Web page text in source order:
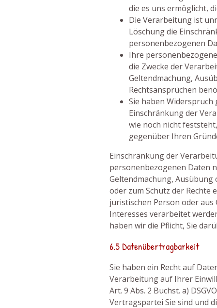
die es uns ermöglicht,
Die Verarbeitung ist
Löschung die
personenbezogenen
Ihre
die Zwecke der
Geltendmachung,
Rechtsansprüchen
Sie haben Widerspruch
Einschränkung der
wie noch nicht
gegenüber Ihren
Einschränkung der
personenbezogenen Daten
Geltendmachung,
oder zum Schutz der
juristischen Person oder
Interesses verarbeitet
haben wir die Pflicht, Sie
6.5 Datenübertragbarkeit
Sie haben ein Recht auf
Verarbeitung auf Ihrer
Art. 9 Abs. 2 Buchst. a)
Vertragspartei Sie sind und